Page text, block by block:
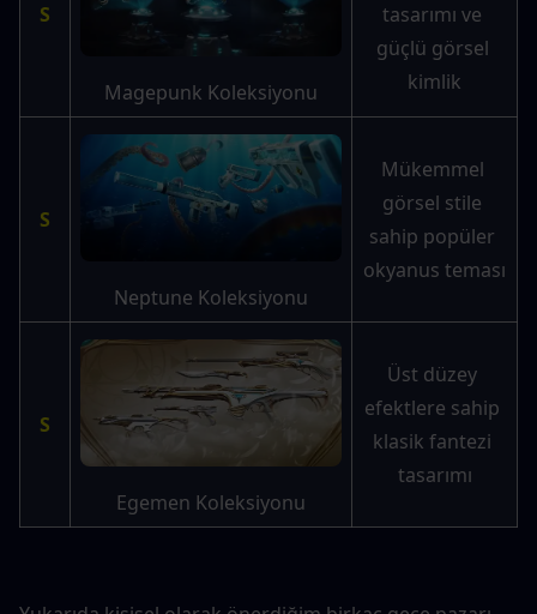
S
Magepunk Koleksiyonu
tasarımı ve
güçlü görsel
kimlik
S
Neptune Koleksiyonu
Mükemmel
görsel stile
sahip popüler
okyanus teması
S
Egemen Koleksiyonu
Üst düzey
efektlere sahip
klasik fantezi
tasarımı